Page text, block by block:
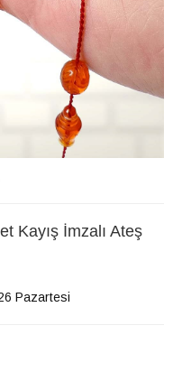
Kayış İmzalı Ateş
Pazartesi